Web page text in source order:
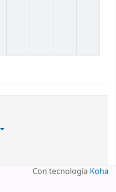
Con tecnología Koha